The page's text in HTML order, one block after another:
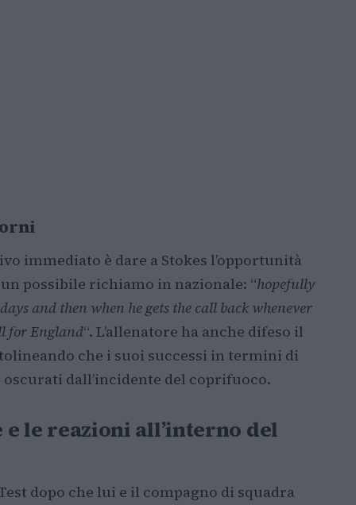
immediato è dare a Stokes l’opportunità
possibile richiamo in nazionale: “hopefully
and then when he gets the call back whenever
for England“. L’allenatore ha anche difeso il
che i suoi successi in termini di
dall’incidente del coprifuoco.
e le reazioni all’interno del
dopo che lui e il compagno di squadra